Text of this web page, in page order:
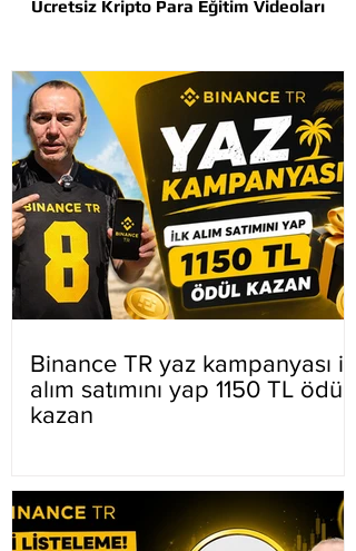
Ücretsiz Kripto Para Eğitim Videoları
Binance TR yaz kampanyası ilk
alım satımını yap 1150 TL ödül
kazan